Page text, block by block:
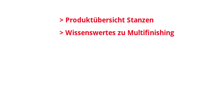
> Produktübersicht Stanzen
> Wissenswertes zu Multifinishing